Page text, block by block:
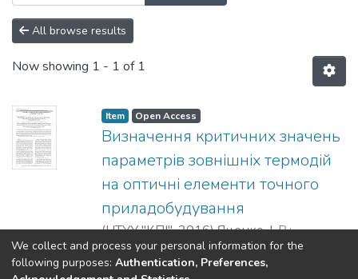
All browse results
Now showing 1 - 1 of 1
Item Open Access
Визначення критичних значень
параметрів зовнішніх термодій
на оптичні елементи точного
приладобудування
(НТУУ "КПІ",2016)Яценко, І. В.;
Антонюк, В. С.;Ващенко, В. А.;
Кіріченко, О. В.; Yatsenko, Irina V.
Show more
We collect and process your personal information for the
following purposes: Authentication, Preferences,